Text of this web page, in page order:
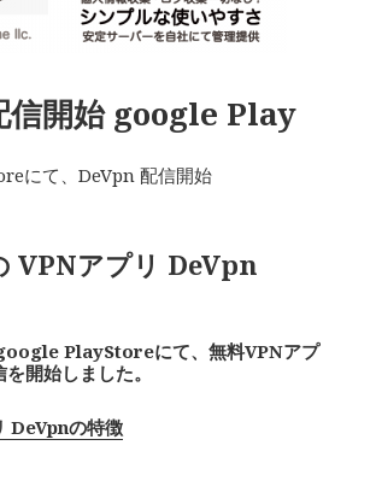
信開始 google Play
にて、DeVpn 配信開始
VPNアプリ DeVpn
PlayStoreにて、無料VPNアプ
開始しました。
DeVpnの特徴